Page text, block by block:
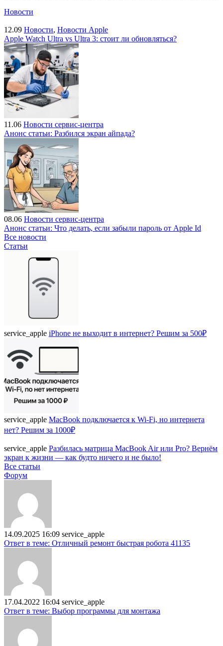
Новости
12.09 Новости, Новости Apple
Apple Watch Ultra vs Ultra 3: стоит ли обновляться?
11.06 Новости сервис-центра
Анонс статьи: Разбился экран айпада?
08.06 Новости сервис-центра
Анонс статьи: Что делать, если забыли пароль от Apple Id
Все новости
Статьи
service_apple iPhone не выходит в интернет? Решим за 500₽
service_apple MacBook подключается к Wi-Fi, но интернета
нет? Решим за 1000₽
service_apple Разбилась матрица MacBook Air или Pro? Вернём
экран к жизни — как будто ничего и не было!
Все статьи
Форум
14.09.2025 16:09 service_apple
Ответ в теме: Отличный ремонт быстрая робота 41135
17.04.2022 16:04 service_apple
Ответ в теме: Выбор программы для монтажа